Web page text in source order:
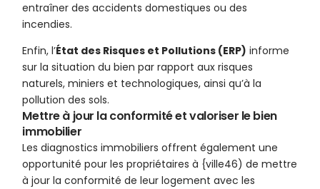
entraîner des accidents domestiques ou des
incendies.
Enfin, l’État des Risques et Pollutions (ERP) informe
sur la situation du bien par rapport aux risques
naturels, miniers et technologiques, ainsi qu’à la
pollution des sols.
Mettre à jour la conformité et valoriser le bien
immobilier
Les diagnostics immobiliers offrent également une
opportunité pour les propriétaires à {ville46) de mettre
à jour la conformité de leur logement avec les